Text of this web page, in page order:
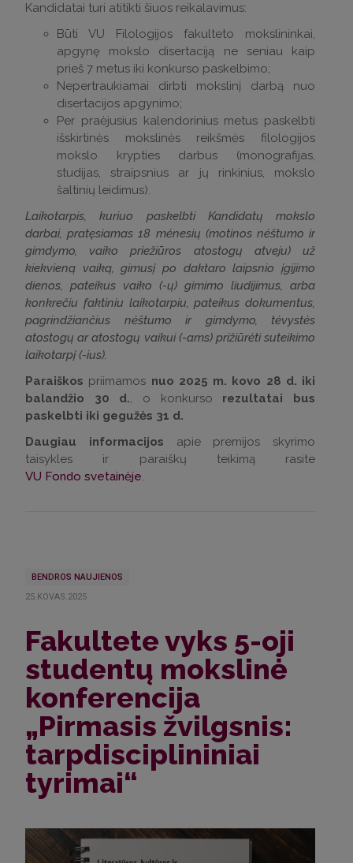
Kandidatai turi atitikti šiuos reikalavimus:
Būti VU Filologijos fakulteto mokslininkai,
apgynę mokslo disertaciją ne seniau kaip
prieš 7 metus iki konkurso paskelbimo;
Nepertraukiamai dirbti mokslinį darbą nuo
disertacijos apgynimo;
Per praėjusius kalendorinius metus paskelbti
išskirtinės mokslinės reikšmės filologijos
mokslo krypties darbus (monografijas,
studijas, straipsnius ar jų rinkinius, mokslo
šaltinių leidimus).
Laikotarpis, kuriuo paskelbti Kandidatų mokslo
darbai, pratęsiamas 18 mėnesių (motinos nėštumo ir
gimdymo, vaiko priežiūros atostogų atveju) už
kiekvieną vaiką, gimusį po daktaro laipsnio įgijimo
dienos, pateikus vaiko (-ų) gimimo liudijimus, arba
konkrečiu faktiniu laikotarpiu, pateikus dokumentus,
pagrindžiančius nėštumo ir gimdymo, tėvystės
atostogų ar atostogų vaikui (-ams) prižiūrėti suteikimo
laikotarpį (-ius).
Paraiškos priimamos nuo 2025 m. kovo 28 d. iki
balandžio 30 d., o konkurso rezultatai bus
paskelbti iki gegužės 31 d.
Daugiau informacijos apie premijos skyrimo
taisykles ir paraiškų teikimą rasite
VU Fondo svetainėje.
BENDROS NAUJIENOS
25.KOVAS.2025
Fakultete vyks 5-oji
studentų mokslinė
konferencija
„Pirmasis žvilgsnis:
tarpdisciplininiai
tyrimai“